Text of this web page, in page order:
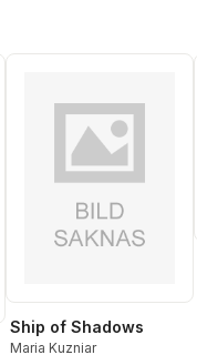
Ship of Shadows
Maria Kuzniar